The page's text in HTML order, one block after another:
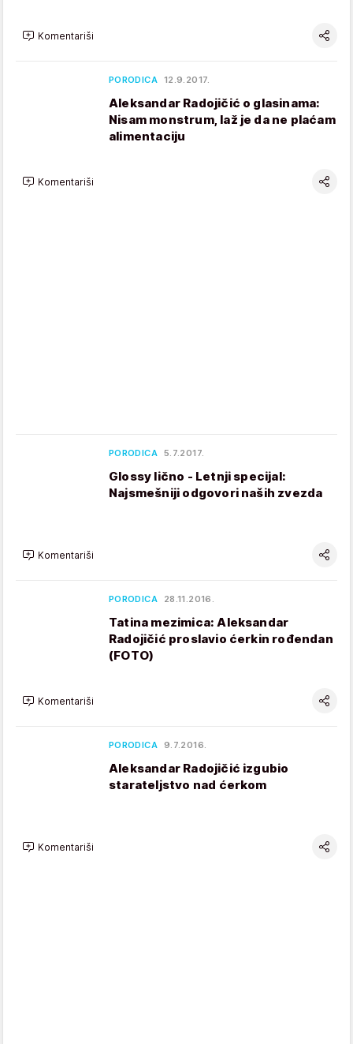
Komentariši
PORODICA 12.9.2017.
Aleksandar Radojičić o glasinama:
Nisam monstrum, laž je da ne plaćam
alimentaciju
Komentariši
PORODICA 5.7.2017.
Glossy lično - Letnji specijal:
Najsmešniji odgovori naših zvezda
Komentariši
PORODICA 28.11.2016.
Tatina mezimica: Aleksandar
Radojičić proslavio ćerkin rođendan
(FOTO)
Komentariši
PORODICA 9.7.2016.
Aleksandar Radojičić izgubio
starateljstvo nad ćerkom
Komentariši